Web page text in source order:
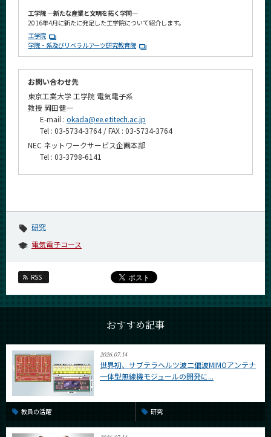
工学院 ―新たな産業と文明を拓く学問―
2016年4月に新たに発足した工学院について紹介します。
工学院
学院・系及びリベラルアーツ研究教育院
お問い合わせ先
東京工業大学 工学院 電気電子系
教授 岡田健一
E-mail : okada@ee.e.titech.ac.jp
Tel : 03-5734-3764 / FAX : 03-5734-3764
NEC ネットワークサービス企画本部
Tel : 03-3798-6141
研究
電気電子コース
RSS
おすすめ記事
2026.07.14
世界初、サブテラヘルツ波二偏波MIMOアンテナ
一体型無線機モジュールの開発に...
教員の活躍 研究